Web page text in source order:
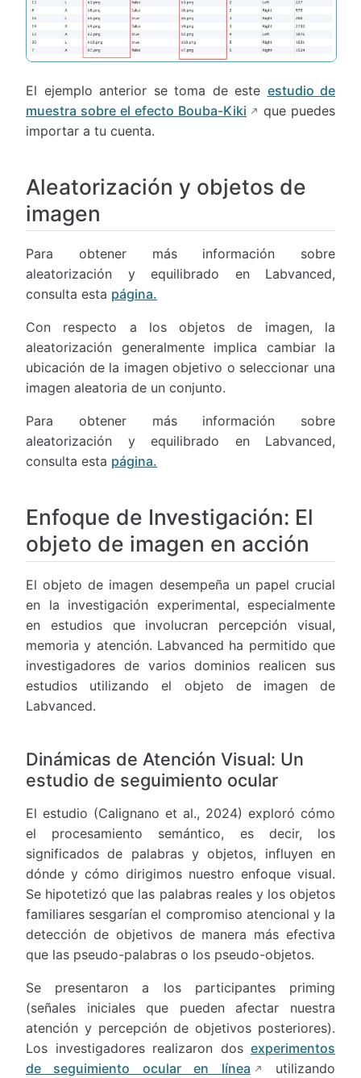
El ejemplo anterior se toma de este estudio de
muestra sobre el efecto Bouba-Kiki
que puedes
importar a tu cuenta.
Aleatorización y objetos de
imagen
Para obtener más información sobre
aleatorización y equilibrado en Labvanced,
consulta esta página.
Con respecto a los objetos de imagen, la
aleatorización generalmente implica cambiar la
ubicación de la imagen objetivo o seleccionar una
imagen aleatoria de un conjunto.
Para obtener más información sobre
aleatorización y equilibrado en Labvanced,
consulta esta página.
Enfoque de Investigación: El
objeto de imagen en acción
El objeto de imagen desempeña un papel crucial
en la investigación experimental, especialmente
en estudios que involucran percepción visual,
memoria y atención. Labvanced ha permitido que
investigadores de varios dominios realicen sus
estudios utilizando el objeto de imagen de
Labvanced.
Dinámicas de Atención Visual: Un
estudio de seguimiento ocular
El estudio (Calignano et al., 2024) exploró cómo
el procesamiento semántico, es decir, los
significados de palabras y objetos, influyen en
dónde y cómo dirigimos nuestro enfoque visual.
Se hipotetizó que las palabras reales y los objetos
familiares sesgarían el compromiso atencional y la
detección de objetivos de manera más efectiva
que las pseudo-palabras o los pseudo-objetos.
Se presentaron a los participantes priming
(señales iniciales que pueden afectar nuestra
atención y percepción de objetivos posteriores).
Los investigadores realizaron dos experimentos
de seguimiento ocular en línea
utilizando